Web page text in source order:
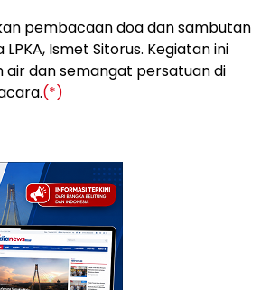
pembacaan doa dan sambutan
Ismet Sitorus. Kegiatan ini
dan semangat persatuan di
(*)